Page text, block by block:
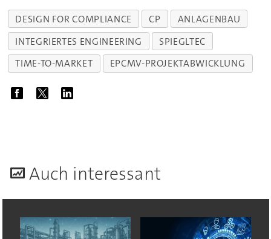
DESIGN FOR COMPLIANCE CP
ANLAGENBAU
INTEGRIERTES ENGINEERING
SPIEGLTEC
TIME-TO-MARKET
EPCMV-PROJEKTABWICKLUNG
Auch interessant